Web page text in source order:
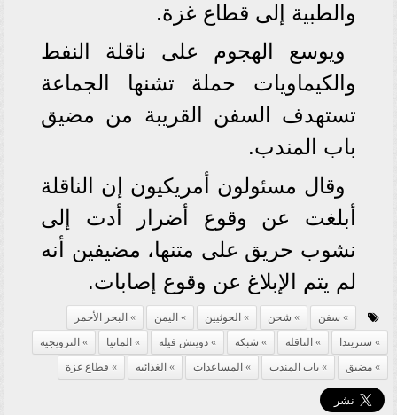
والطبية إلى قطاع غزة.
ويوسع الهجوم على ناقلة النفط
والكيماويات حملة تشنها الجماعة
تستهدف السفن القريبة من مضيق
باب المندب.
وقال مسئولون أمريكيون إن الناقلة
أبلغت عن وقوع أضرار أدت إلى
نشوب حريق على متنها، مضيفين أنه
لم يتم الإبلاغ عن وقوع إصابات.
سفن شحن الحوثيين اليمن
البحر الأحمر
ستريندا
الناقله شبكه دويتش فيله المانيا
النرويجيه
مضيق
باب المندب المساعدات الغذائيه قطاع غزة